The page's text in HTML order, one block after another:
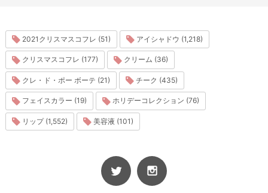
2021クリスマスコフレ (51) アイシャドウ (1,218)
クリスマスコフレ (177) クリーム (36)
クレ・ド・ポー ボーテ (21) チーク (435)
フェイスカラー (19) ホリデーコレクション (76)
リップ (1,552) 美容液 (101)